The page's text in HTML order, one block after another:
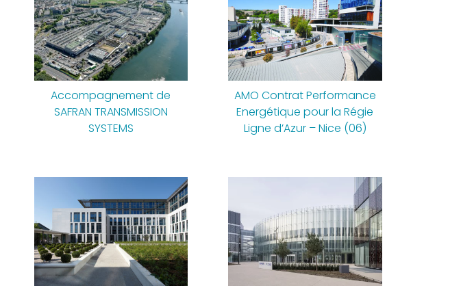
Accompagnement de
SAFRAN TRANSMISSION
SYSTEMS
AMO Contrat Performance
Energétique pour la Régie
Ligne d’Azur – Nice (06)